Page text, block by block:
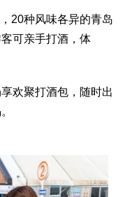
20种风味各异的青岛
可亲手打酒，体
欢聚打酒包，随时出